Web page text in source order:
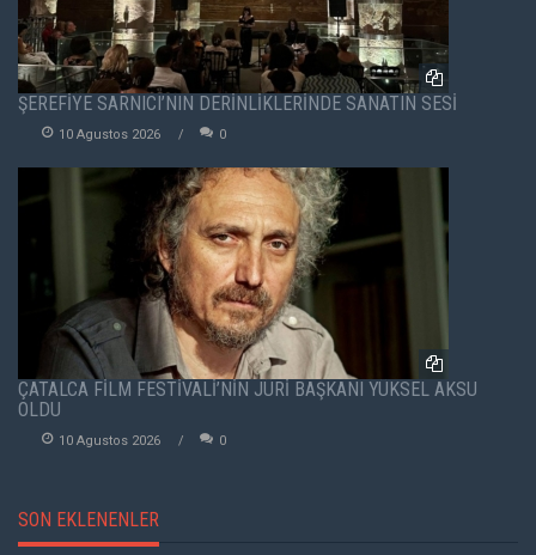
ŞEREFİYE SARNICI’NIN DERİNLİKLERİNDE SANATIN SESİ
10 Agustos 2026 0
ÇATALCA FİLM FESTİVALİ’NİN JÜRİ BAŞKANI YÜKSEL AKSU
OLDU
10 Agustos 2026 0
SON EKLENENLER